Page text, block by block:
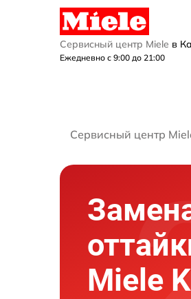
Сервисный центр Miele в
Ежедневно с 9:00 до 21:00
Сервисный центр
Miele